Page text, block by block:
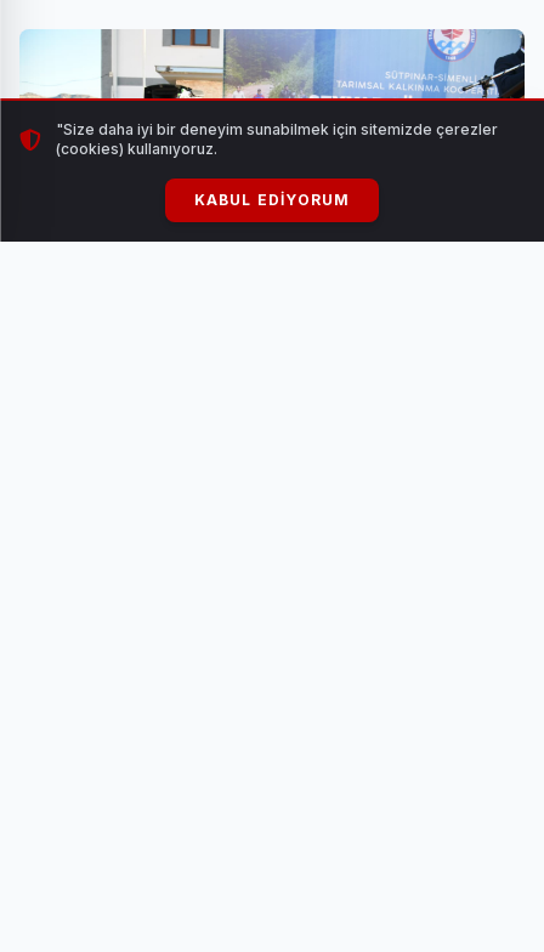
"Size daha iyi bir deneyim sunabilmek için sitemizde çerezler
(cookies) kullanıyoruz.
KABUL EDIYORUM